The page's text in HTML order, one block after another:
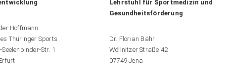
Hoffmann
Thüringer Sports
Str. 1
Lehrstuhl für Sportmedizin und
Gesundheitsförderung
Dr. Florian Bähr
Wöllnitzer Straße 42
07749 Jena